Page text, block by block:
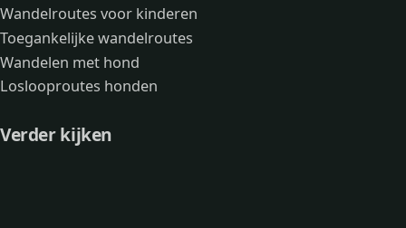
Wandelroutes voor kinderen
Toegankelijke wandelroutes
Wandelen met hond
Loslooproutes honden
Verder kijken